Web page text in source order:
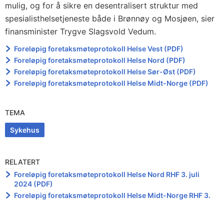
mulig, og for å sikre en desentralisert struktur med
spesialisthelsetjeneste både i Brønnøy og Mosjøen, sier
finansminister Trygve Slagsvold Vedum.
Foreløpig foretaksmøteprotokoll Helse Vest (PDF)
Foreløpig foretaksmøteprotokoll Helse Nord (PDF)
Foreløpig foretaksmøteprotokoll Helse Sør-Øst (PDF)
Foreløpig foretaksmøteprotokoll Helse Midt-Norge (PDF)
TEMA
Sykehus
RELATERT
Foreløpig foretaksmøteprotokoll Helse Nord RHF 3. juli
2024 (PDF)
Foreløpig foretaksmøteprotokoll Helse Midt-Norge RHF 3.